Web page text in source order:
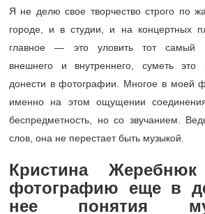
Я не делю свое творчество строго по
городе, и в студии, и на концертных
главное — это уловить тот самый
внешнего и внутреннего, суметь
донести в фотографии. Многое в моей
именно на этом ощущении
беспредметность, но со звучанием.
слов, она не перестает быть музыкой.
Кристина
фотографию еще в
нее понятия